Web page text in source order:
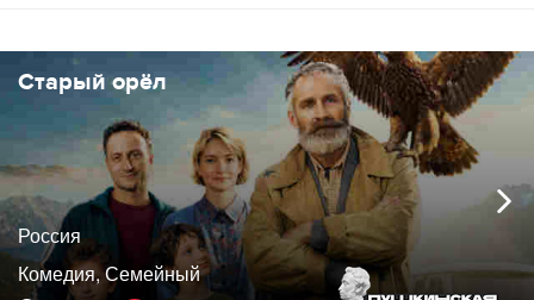
Старый орёл
Россия
Комедия, Семейный